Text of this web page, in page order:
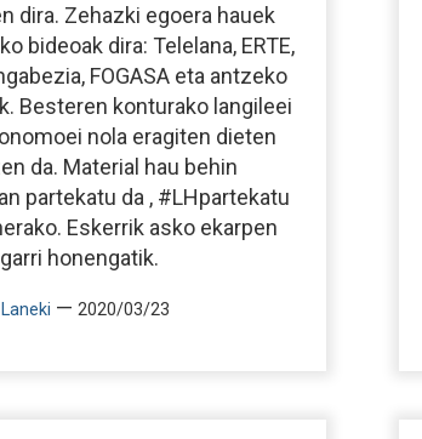
dira. Zehazki egoera hauek
bideoak dira: Telelana, ERTE,
FOGASA eta antzeko
Besteren konturako langileei
nola eragiten dieten
da. Material hau behin
partekatu da , #LHpartekatu
Eskerrik asko ekarpen
honengatik.
— 2020/03/23